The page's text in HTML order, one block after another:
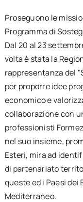
Proseguono le
Programma di
Dal 20 al 23
volta è stata la
rappresentanza del
per proporre idee
economico e
collaborazione con
professionisti
nel suo insieme,
Esteri, mira ad
di partenariato
queste ed i Paesi dei
Mediterraneo.